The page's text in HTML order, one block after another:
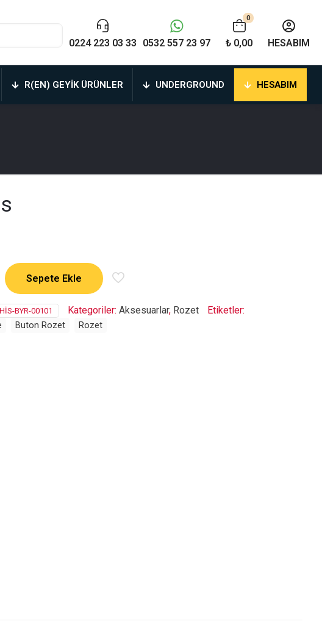
0224 223 03 33 0532 557 23 97
0
₺ 0,00 HESABIM
R(EN) GEYIK ÜRÜNLER UNDERGROUND HESABIM
Sepete Ekle
BYR-00101 Kategoriler: Aksesuarlar, Rozet Etiketler:
Buton Rozet Rozet